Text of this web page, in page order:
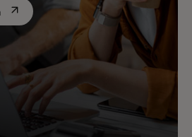
opens in a new tab